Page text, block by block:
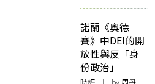
諾蘭《奧德
賽》中DEI的開
放性與反「身
份政治」